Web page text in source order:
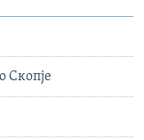
Скопје